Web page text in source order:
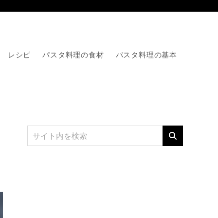
レシピ パスタ料理の食材 パスタ料理の基本